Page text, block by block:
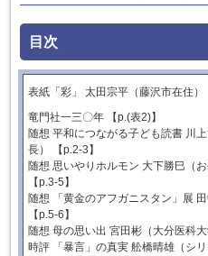
目次
表紙「彩」 太田宗平（藤沢市在住）
竜門社一三〇年 【p.(表2)】
随想 平和につながる子ども読書 川
長） 【p.2-3】
随想 思いやりホルモン 大下勝巳（
【p.3-5】
随想 「黄金のアフガニスタン」展
【p.5-6】
随想 母の思い出 宮田彬（大分医科
時評 「暴言」の真実 舩橋晴雄（シ